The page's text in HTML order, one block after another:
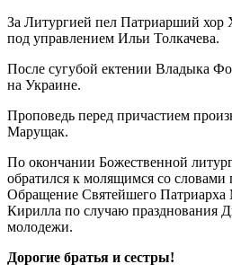
За Литургией пел Патриарший хор
под управлением Ильи Толкачева.
После сугубой ектении Владыка
на Украине.
Проповедь перед причастием
Марущак.
По окончании Божественной
обратился к молящимся со словами
Обращение Святейшего Патриарха
Кирилла по случаю празднования
молодежи.
Дорогие братья и сестры!